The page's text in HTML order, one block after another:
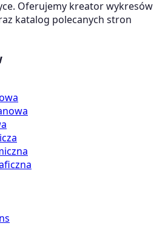
Oferujemy kreator wykresów
katalog polecanych stron